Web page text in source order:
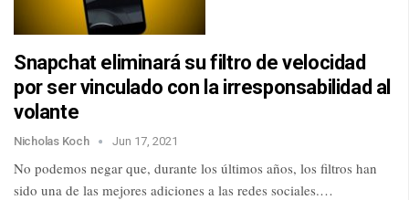
Snapchat eliminará su filtro de velocidad
por ser vinculado con la irresponsabilidad al
volante
Nicholas Koch Jun 17, 2021
No podemos negar que, durante los últimos años, los filtros han
sido una de las mejores adiciones a las redes sociales.…